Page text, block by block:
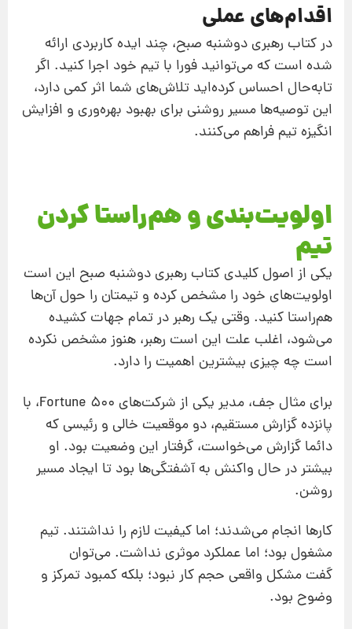
اقدام‌های عملی
در کتاب رهبری دوشنبه صبح، چند ایده کاربردی ارائه
شده است که می‌توانید فورا با تیم خود اجرا کنید. اگر
تابه‌حال احساس کرده‌اید تلاش‌های شما اثر کمی دارد،
این توصیه‌ها مسیر روشنی برای بهبود بهره‌وری و افزایش
انگیزه تیم فراهم می‌کنند.
اولویت‌بندی و هم‌راستا کردن
تیم
یکی از اصول کلیدی کتاب رهبری دوشنبه صبح این است
اولویت‌های خود را مشخص کرده و تیمتان را حول آن‌ها
هم‌راستا کنید. وقتی یک رهبر در تمام جهات کشیده
می‌شود، اغلب علت این است رهبر، هنوز مشخص نکرده
است چه چیزی بیشترین اهمیت را دارد.
برای مثال جف، مدیر یکی از شرکت‌های Fortune 500، با
پانزده گزارش مستقیم، دو موقعیت خالی و رئیسی که
دائما گزارش می‌خواست، گرفتار این وضعیت بود. او
بیشتر در حال واکنش به آشفتگی‌ها بود تا ایجاد مسیر
روشن.
کارها انجام می‌شدند؛ اما کیفیت لازم را نداشتند. تیم
مشغول بود؛ اما عملکرد موثری نداشت. می‌توان
گفت مشکل واقعی حجم کار نبود؛ بلکه کمبود تمرکز و
وضوح بود.